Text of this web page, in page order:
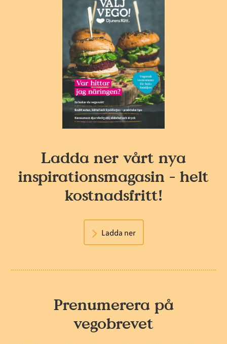
Ladda ner vårt nya
inspirationsmagasin - helt
kostnadsfritt!
Ladda ner
Prenumerera på
vegobrevet